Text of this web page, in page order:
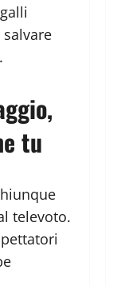
salvare
tu
televoto.